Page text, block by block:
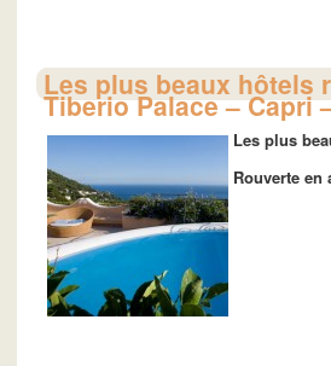
Les plus beaux hôtels
Tiberio Palace – Capri
Les plus
Rouverte